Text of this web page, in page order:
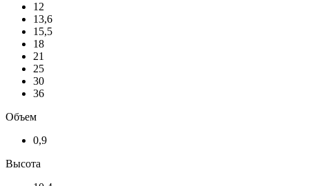
12
13,6
15,5
18
21
25
30
36
Объем
0,9
Высота